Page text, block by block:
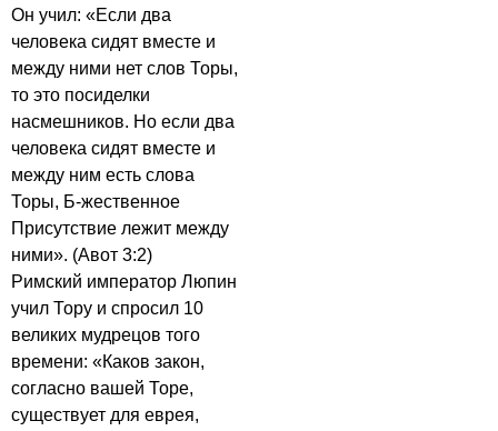
Он учил: «Если два
человека сидят вместе и
между ними нет слов Торы,
то это посиделки
насмешников. Но если два
человека сидят вместе и
между ним есть слова
Торы, Б-жественное
Присутствие лежит между
ними». (Авот 3:2)
Римский император Люпин
учил Тору и спросил 10
великих мудрецов того
времени: «Каков закон,
согласно вашей Торе,
существует для еврея,